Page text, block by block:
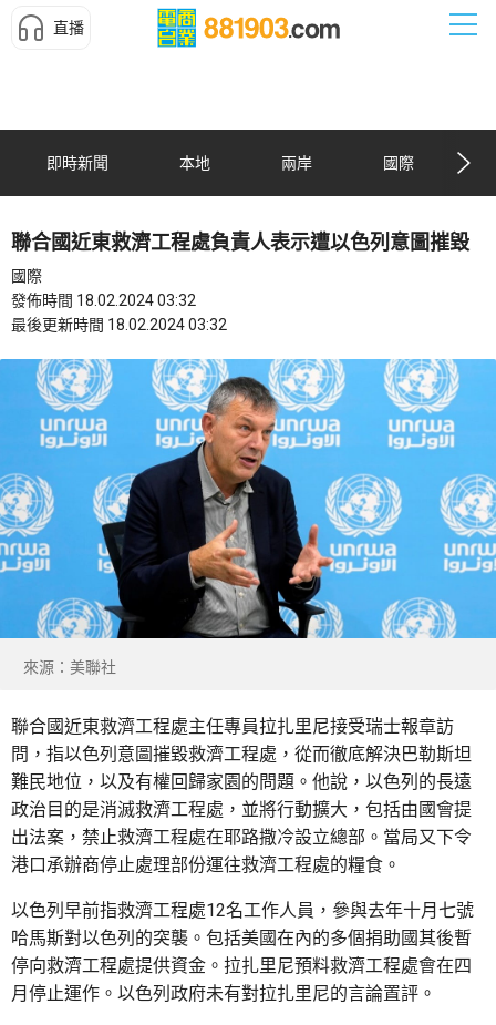
直播
即時新聞 本地 兩岸 國際
聯合國近東救濟工程處負責人表示遭以色列意圖摧毀
國際
發佈時間 18.02.2024 03:32
最後更新時間 18.02.2024 03:32
來源：美聯社
聯合國近東救濟工程處主任專員拉扎里尼接受瑞士報章訪
問，指以色列意圖摧毀救濟工程處，從而徹底解決巴勒斯坦
難民地位，以及有權回歸家園的問題。他說，以色列的長遠
政治目的是消滅救濟工程處，並將行動擴大，包括由國會提
出法案，禁止救濟工程處在耶路撒冷設立總部。當局又下令
港口承辦商停止處理部份運往救濟工程處的糧食。
以色列早前指救濟工程處12名工作人員，參與去年十月七號
哈馬斯對以色列的突襲。包括美國在內的多個捐助國其後暫
停向救濟工程處提供資金。拉扎里尼預料救濟工程處會在四
月停止運作。以色列政府未有對拉扎里尼的言論置評。